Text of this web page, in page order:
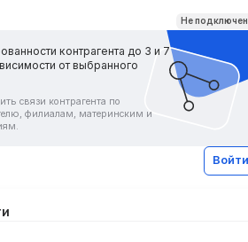
Не
контрагента до 3 и 7
от выбранного
связи контрагента по
филиалам, материнским и
Войти